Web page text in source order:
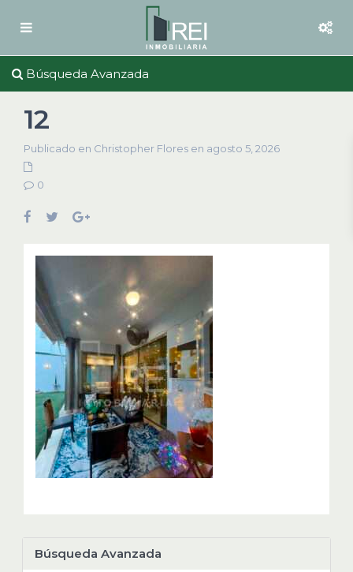
Búsqueda Avanzada
12
Publicado en Christopher Flores en agosto 5, 2026
0
Búsqueda Avanzada